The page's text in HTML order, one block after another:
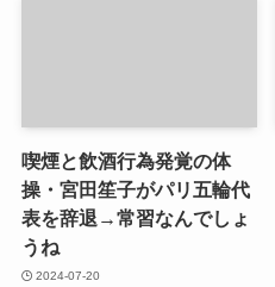
喫煙と飲酒行為発覚の体
操・宮田笙子がパリ五輪代
表を辞退→常習なんでしょ
うね
2024-07-20